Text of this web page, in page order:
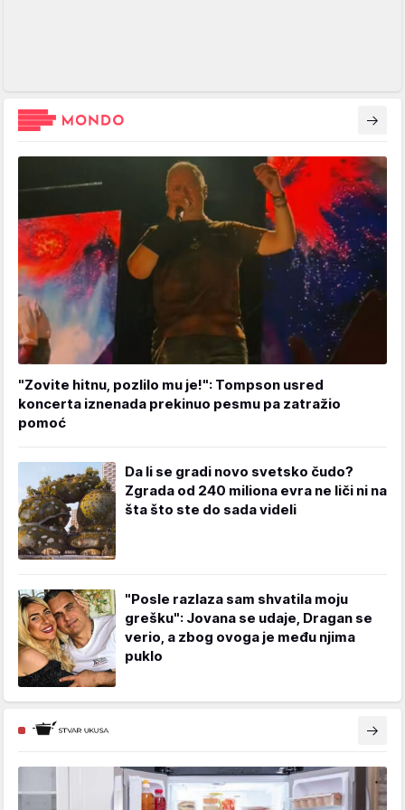
"Zovite hitnu, pozlilo mu je!": Tompson usred
koncerta iznenada prekinuo pesmu pa zatražio
pomoć
Da li se gradi novo svetsko čudo?
Zgrada od 240 miliona evra ne liči ni na
šta što ste do sada videli
"Posle razlaza sam shvatila moju
grešku": Jovana se udaje, Dragan se
verio, a zbog ovoga je među njima
puklo